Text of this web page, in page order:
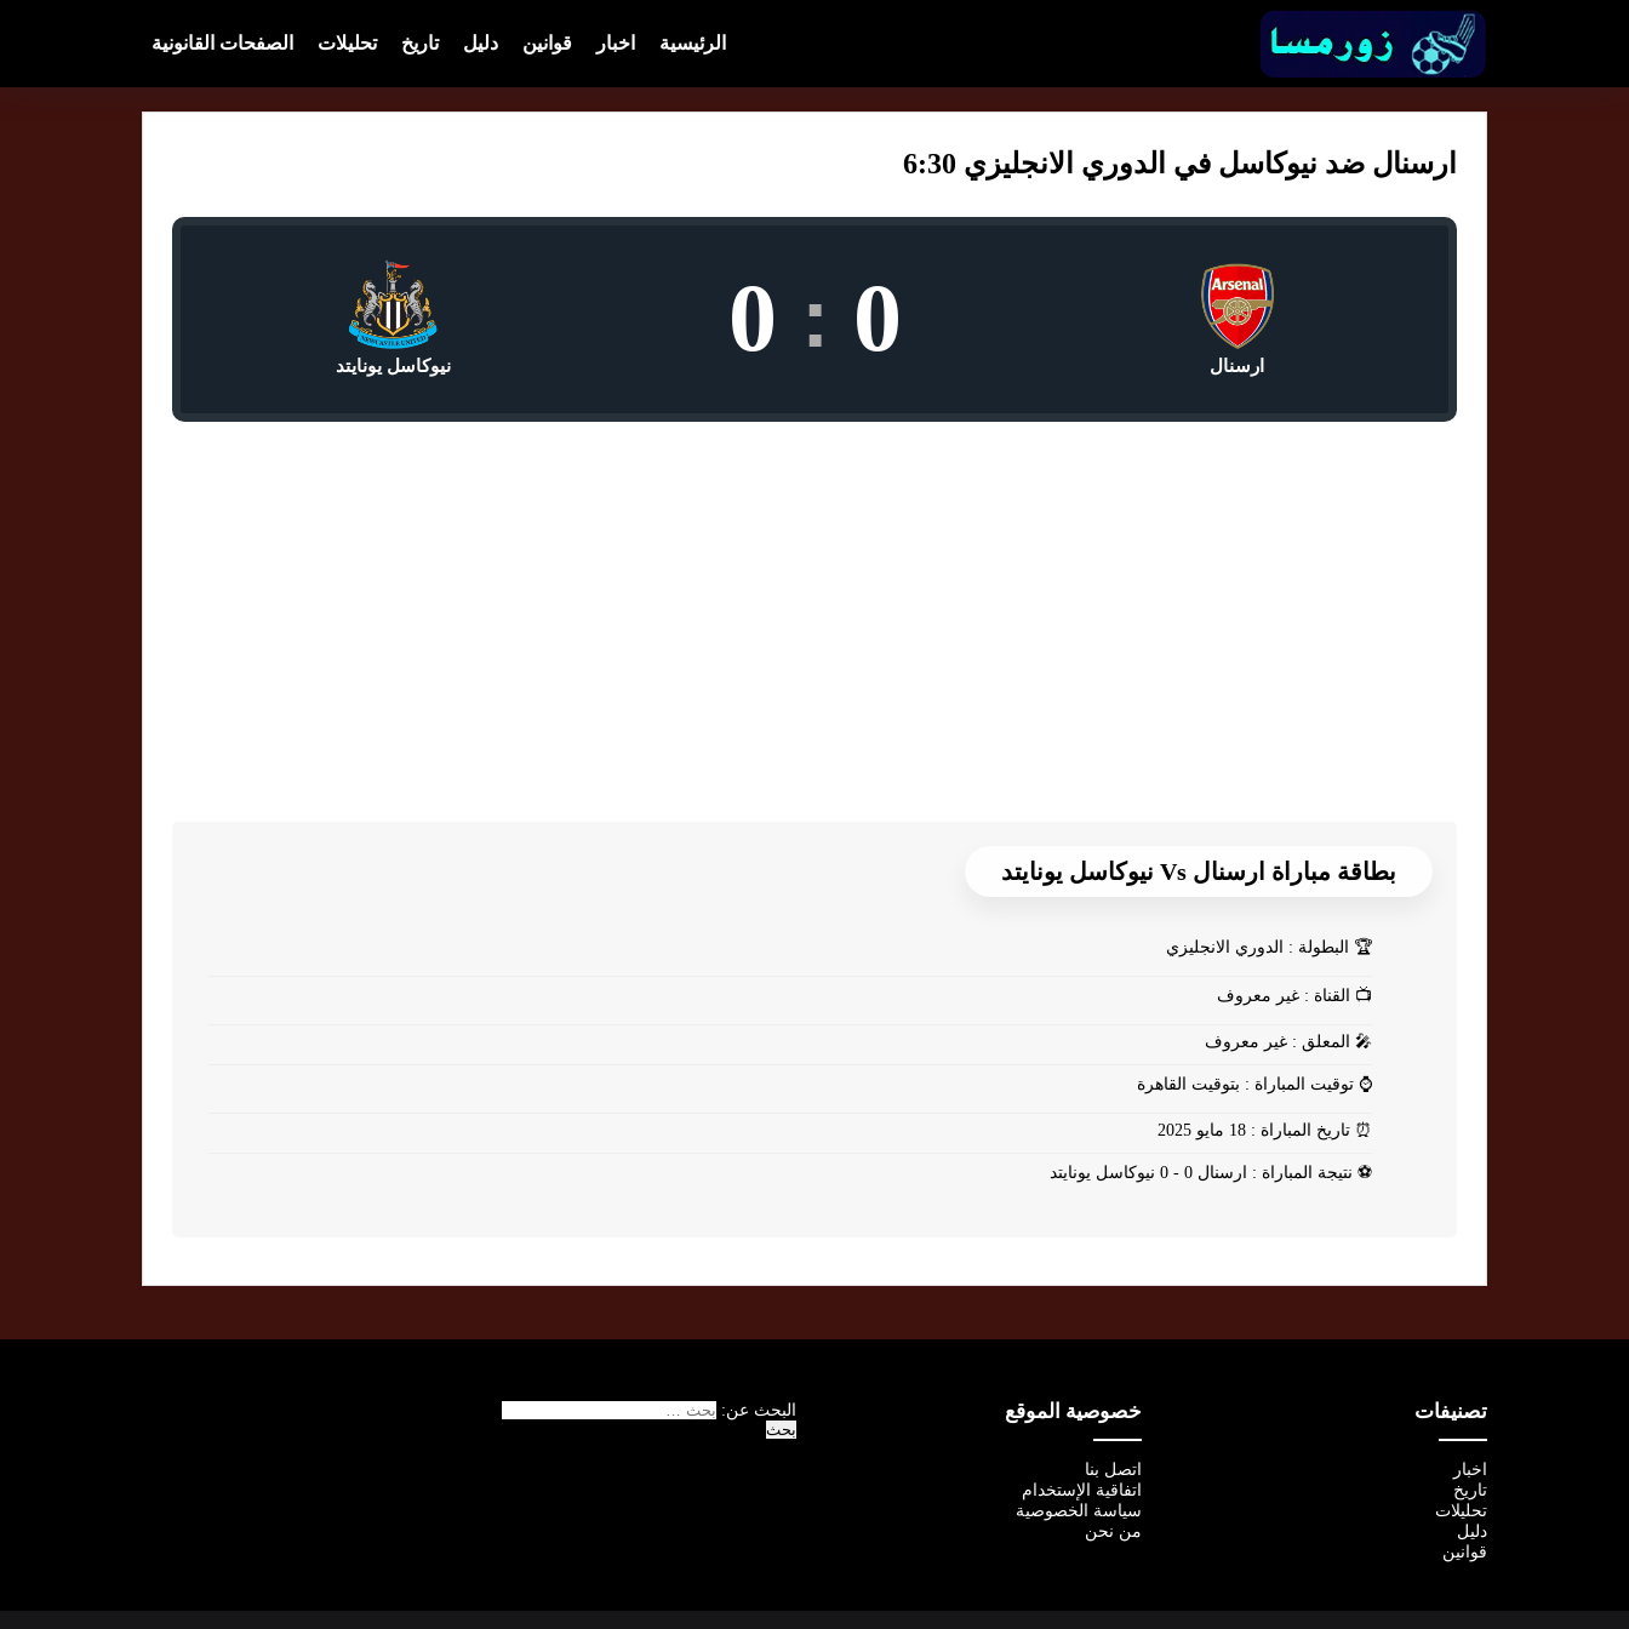
الرئيسية اخبار قوانين دليل تاريخ تحليلات الصفحات القانونية
ارسنال ضد نيوكاسل في الدوري الانجليزي 6:30
ارسنال 0
:
0 نيوكاسل يونايتد
بطاقة مباراة ارسنال Vs نيوكاسل يونايتد
🏆 البطولة : الدوري الانجليزي
📺 القناة : غير معروف
🎤 المعلق : غير معروف
⌚ توقيت المباراة : بتوقيت القاهرة
⏰ تاريخ المباراة : 18 مايو 2025
⚽ نتيجة المباراة : ارسنال 0 - 0 نيوكاسل يونايتد
تصنيفات
اخبار
تاريخ
تحليلات
دليل
قوانين
خصوصية الموقع
اتصل بنا
اتفاقية الإستخدام
سياسة الخصوصية
من نحن
البحث عن: